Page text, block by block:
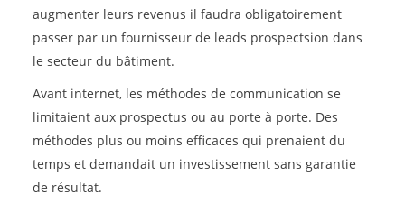
augmenter leurs revenus il faudra obligatoirement
passer par un fournisseur de leads prospectsion dans
le secteur du bâtiment.
Avant internet, les méthodes de communication se
limitaient aux prospectus ou au porte à porte. Des
méthodes plus ou moins efficaces qui prenaient du
temps et demandait un investissement sans garantie
de résultat.